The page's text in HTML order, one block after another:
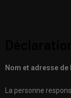
Nom et adresse
La personne